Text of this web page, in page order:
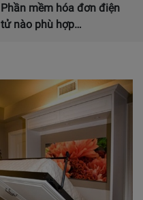
Phần mềm hóa đơn điện
tử nào phù hợp…